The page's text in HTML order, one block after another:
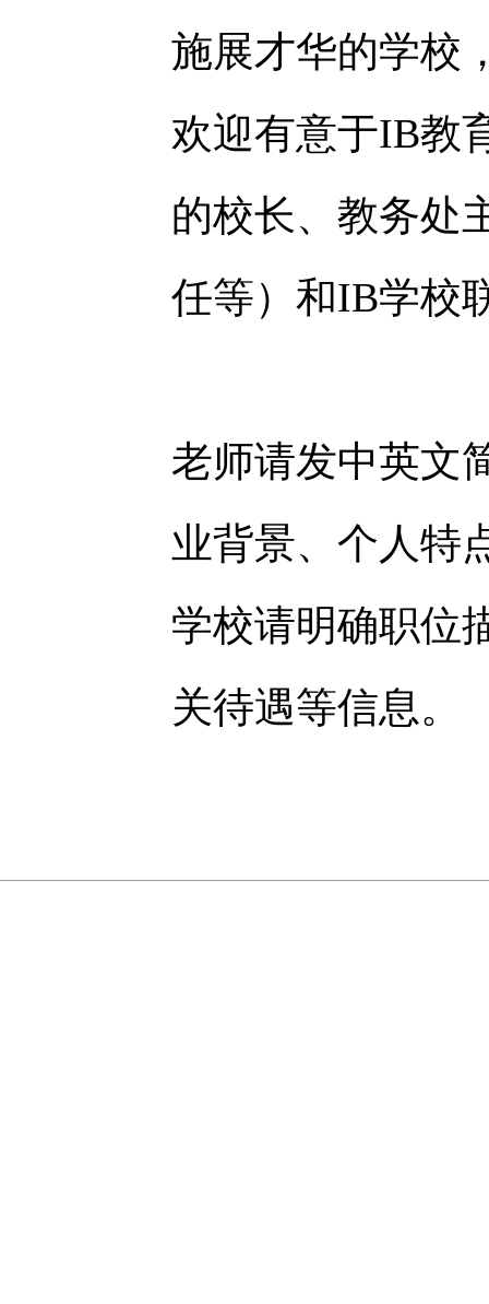
施展才华的学校
欢迎有意于IB教
的校长、教务处
任等）和IB学校
老师请发中英文
业背景、个人特
学校请明确职位
关待遇等信息。